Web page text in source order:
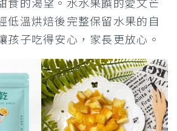
食的渴望。水水果饌的愛文芒
低溫烘焙後完整保留水果的自
孩子吃得安心，家長更放心。